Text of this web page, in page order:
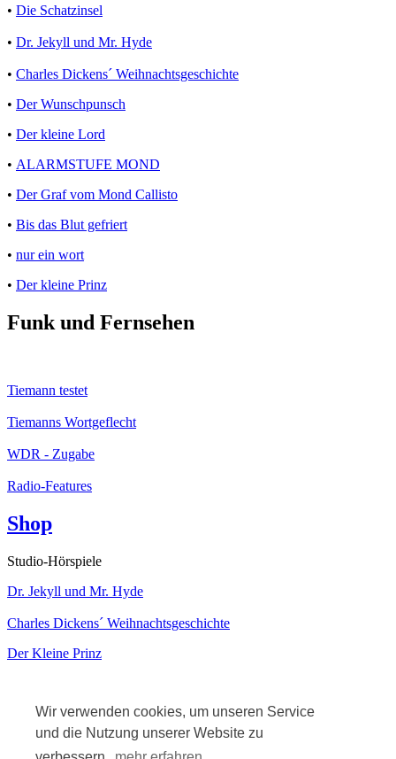
Wir verwenden cookies, um unseren Service
und die Nutzung unserer Website zu
• Die Schatzinsel
• Dr. Jekyll und Mr. Hyde
• Charles Dickens´ Weihnachtsgeschichte
• Der Wunschpunsch
• Der kleine Lord
• ALARMSTUFE MOND
• Der Graf vom Mond Callisto
• Bis das Blut gefriert
• nur ein wort
• Der kleine Prinz
Funk und Fernsehen
Tiemann testet
Tiemanns Wortgeflecht
WDR - Zugabe
Radio-Features
Shop
Studio-Hörspiele
Dr. Jekyll und Mr. Hyde
Charles Dickens´ Weihnachtsgeschichte
Der Kleine Prinz